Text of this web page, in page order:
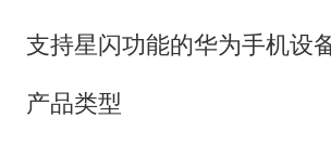
支持星闪功能的华为手机设
产品类型